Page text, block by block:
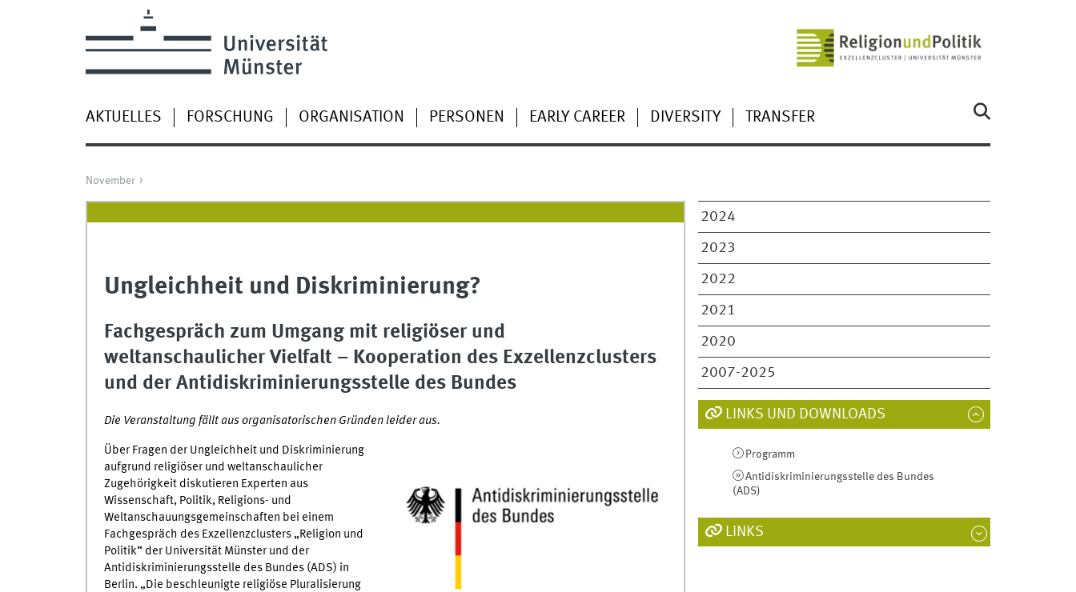
AKTUELLES FORSCHUNG ORGANISATION PERSONEN EARLY CAREER DIVERSITY TRANSFER
November
2024
2023
2022
2021
2020
2007-2025
Ungleichheit und Diskriminierung?
Fachgespräch zum Umgang mit religiöser und
weltanschaulicher Vielfalt – Kooperation des Exzellenzclusters
und der Antidiskriminierungsstelle des Bundes
Die Veranstaltung fällt aus organisatorischen Gründen leider aus.
Über Fragen der Ungleichheit und Diskriminierung
aufgrund religiöser und weltanschaulicher
Zugehörigkeit diskutieren Experten aus
Wissenschaft, Politik, Religions- und
Weltanschauungsgemeinschaften bei einem
Fachgespräch des Exzellenzclusters „Religion und
Politik“ der Universität Münster und der
Antidiskriminierungsstelle des Bundes (ADS) in
Berlin. „Die beschleunigte religiöse Pluralisierung
LINKS UND DOWNLOADS
Programm
Antidiskriminierungsstelle des Bundes
(ADS)
LINKS